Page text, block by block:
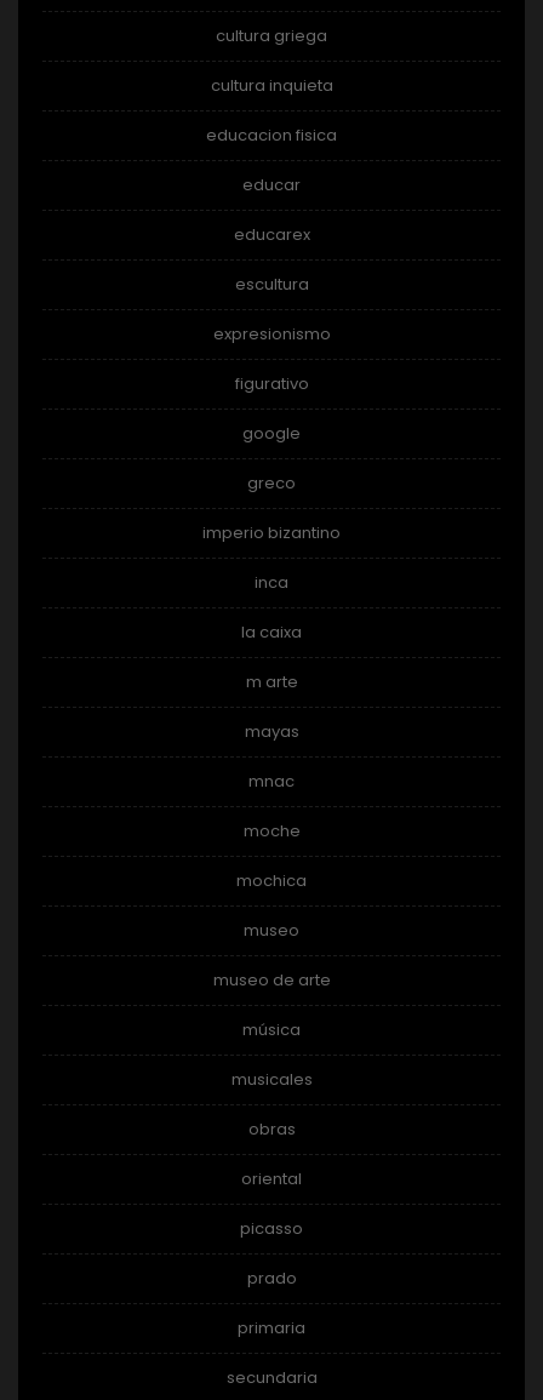
cultura griega
cultura inquieta
educacion fisica
educar
educarex
escultura
expresionismo
figurativo
google
greco
imperio bizantino
inca
la caixa
m arte
mayas
mnac
moche
mochica
museo
museo de arte
música
musicales
obras
oriental
picasso
prado
primaria
secundaria